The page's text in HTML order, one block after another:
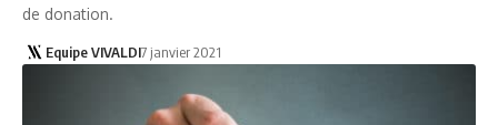
de donation.
Equipe VIVALDI7 janvier 2021